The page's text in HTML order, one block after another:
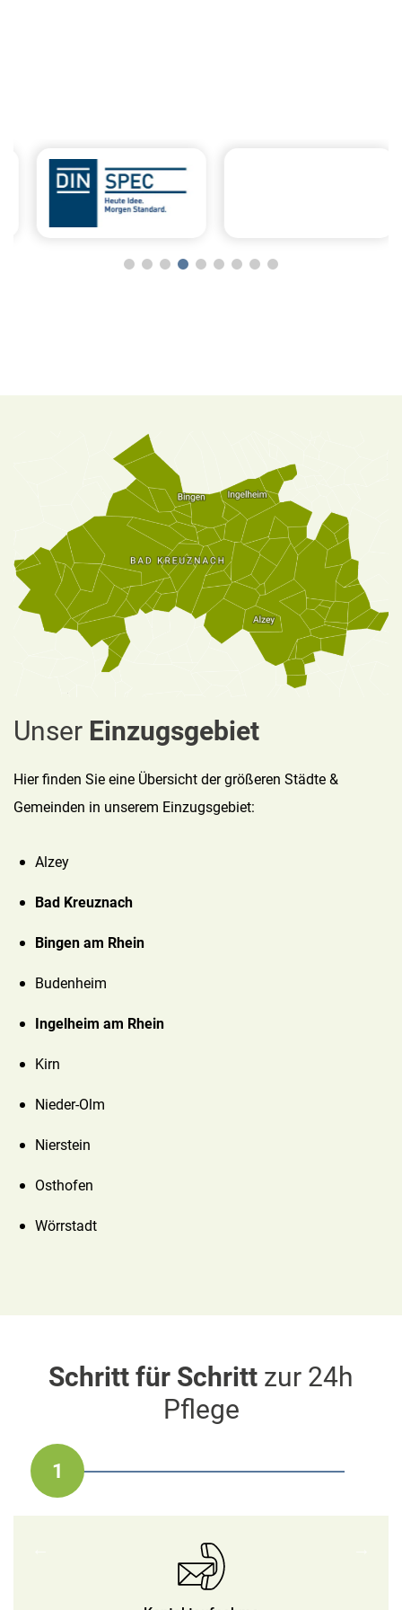
Unser Einzugsgebiet
Hier finden Sie eine Übersicht der größeren Städte &
Gemeinden in unserem Einzugsgebiet:
Alzey
Bad Kreuznach
Bingen am Rhein
Budenheim
Ingelheim am Rhein
Kirn
Nieder-Olm
Nierstein
Osthofen
Wörrstadt
Schritt für Schritt zur 24h
Pflege
1 2 3 4 5